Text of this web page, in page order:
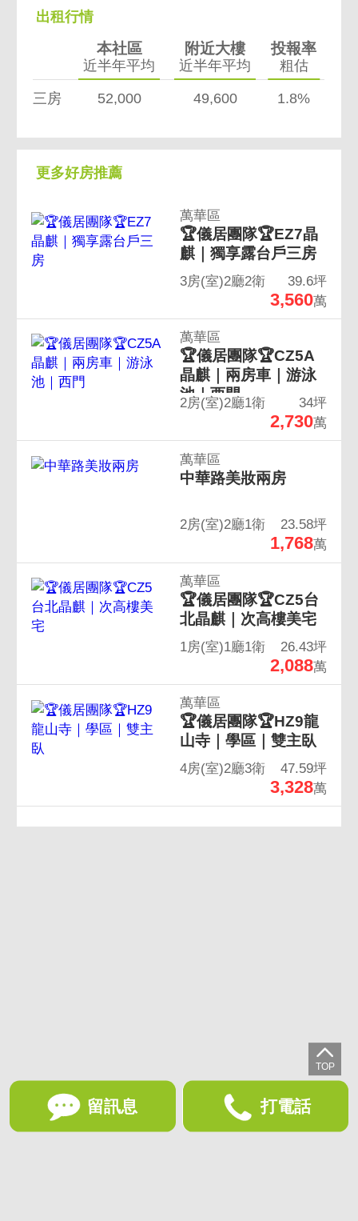
出租行情
本社區
近半年平均
附近大樓
近半年平均
投報率
粗估
三房 52,000 49,600 1.8%
更多好房推薦
萬華區
🏆儀居團隊🏆EZ7晶
麒｜獨享露台戶三房
3房(室)2廳2衛 39.6坪
3,560萬
萬華區
🏆儀居團隊🏆CZ5A
晶麒｜兩房車｜游泳
池｜西門
2房(室)2廳1衛 34坪
2,730萬
萬華區
中華路美妝兩房
2房(室)2廳1衛 23.58坪
1,768萬
萬華區
🏆儀居團隊🏆CZ5台
北晶麒｜次高樓美宅
1房(室)1廳1衛 26.43坪
2,088萬
萬華區
🏆儀居團隊🏆HZ9龍
山寺｜學區｜雙主臥
4房(室)2廳3衛 47.59坪
3,328萬
留訊息 打電話